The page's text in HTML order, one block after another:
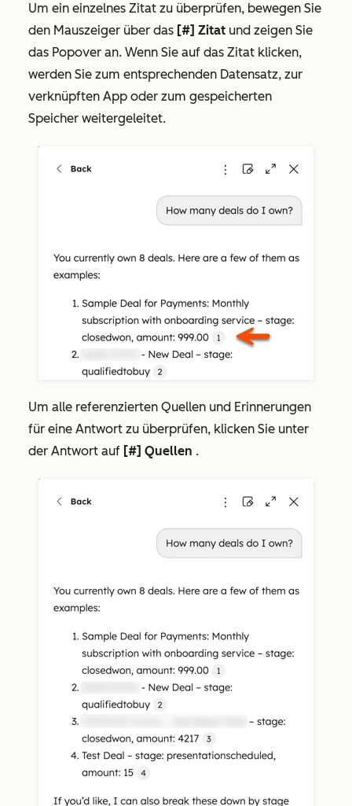
Um ein einzelnes Zitat zu überprüfen, bewegen Sie
den Mauszeiger über das [#] Zitat und zeigen Sie
das Popover an. Wenn Sie auf das Zitat klicken,
werden Sie zum entsprechenden Datensatz, zur
verknüpften App oder zum gespeicherten
Speicher weitergeleitet.
Um alle referenzierten Quellen und Erinnerungen
für eine Antwort zu überprüfen, klicken Sie unter
der Antwort auf [#] Quellen .